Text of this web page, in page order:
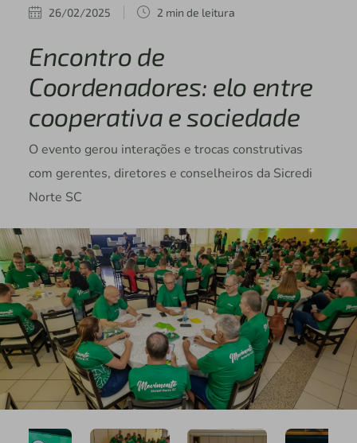
26/02/2025 2 min de leitura
Encontro de
Coordenadores: elo entre
cooperativa e sociedade
O evento gerou interações e trocas construtivas
com gerentes, diretores e conselheiros da Sicredi
Norte SC